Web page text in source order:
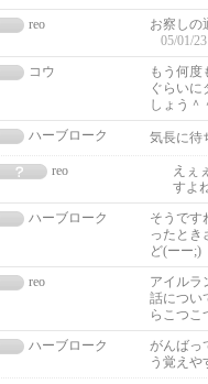
reo
お察しの
05/01/
コウ
もう何度
ぐらい
しょう＾
ハーブローク
気長に待
reo
えぇ
すよ
ハーブローク
そうです
ったとき
ど(ーー;)
reo
アイルラ
話につい
らこつ
ハーブローク
がんばっ
う覚え